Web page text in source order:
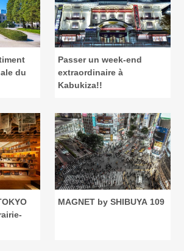
du
Passer un week-end
extraordinaire à
Kabukiza!!
MAGNET by SHIBUYA 109